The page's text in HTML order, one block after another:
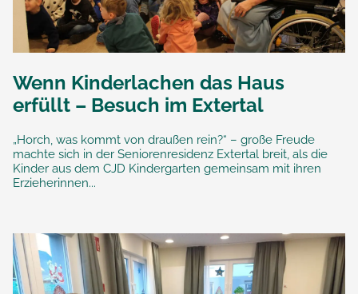
Wenn Kinderlachen das Haus
erfüllt – Besuch im Extertal
„Horch, was kommt von draußen rein?“ – große Freude
machte sich in der Seniorenresidenz Extertal breit, als die
Kinder aus dem CJD Kindergarten gemeinsam mit ihren
Erzieherinnen...